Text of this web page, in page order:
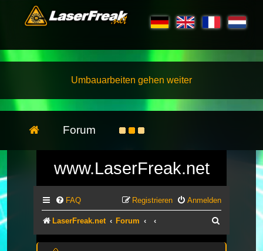
Umbauarbeiten gehen weiter
Forum
www.LaserFreak.net
FAQ Anmelden
Registrieren
LaserFreak.net Forum